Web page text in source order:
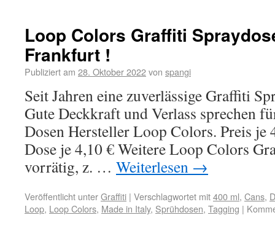
Loop Colors Graffiti
Frankfurt !
Publiziert am 28. Oktober 2022von spangi
Seit Jahren eine zuverlässige Graffiti
Gute Deckkraft und Verlass sprechen
Dosen Hersteller Loop Colors. Preis
Dose je 4,10 € Weitere Loop Colors
vorrätig, z. … Weiterlesen →
Veröffentlicht unterGraffiti | Verschlagwortet mit400 ml, Cans,
Loop, Loop Colors, Made in Italy, Sprühdosen, Tagging |